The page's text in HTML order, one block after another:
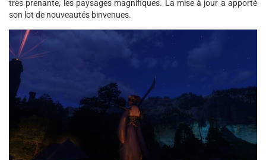
très prenante, les paysages magnifiques. La mise à jour a apporté
son lot de nouveautés binvenues.